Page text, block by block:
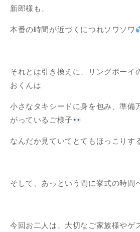
新郎様も、
本番の時間が近づくにつれソワソワ
それとは引き換えに、リングボーイ
おくんは
小さなタキシードに身を包み、準備
がっているご様子
なんだか見ていてとてもほっこりす
そして、あっという間に挙式の時間
今回お二人は、大切なご家族様やゲ